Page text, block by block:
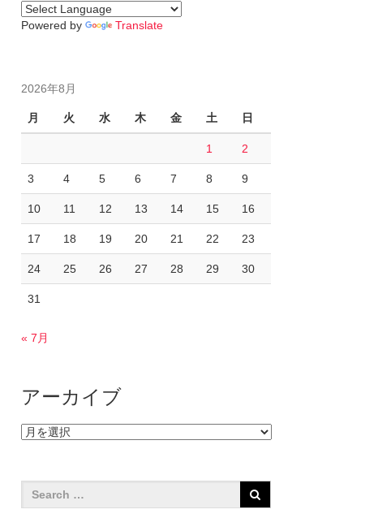
Powered by Translate
2026年8月
月 火 水 木 金 土 日
1 2
3 4 5 6 7 8 9
10 11 12 13 14 15 16
17 18 19 20 21 22 23
24 25 26 27 28 29 30
31
« 7月
アーカイブ
ア
イ
ブ